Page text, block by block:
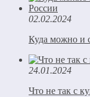
02.02.2024
Куда можно и
24.01.2024
Что не так с